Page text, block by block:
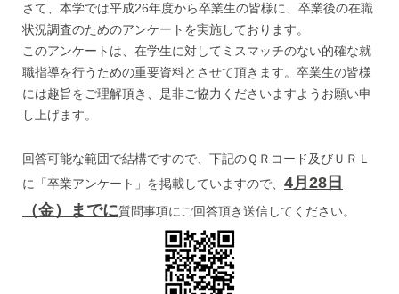
さて、本学では平成26年度から卒業生の皆様に、卒業後の在職
状況調査のためのアンケートを実施しております。
このアンケートは、在学生に対してミスマッチのない的確な就
職指導を行うための重要資料とさせて頂きます。卒業生の皆様
には趣旨をご理解頂き、是非ご協力くださいますようお願い申
し上げます。
回答可能な範囲で結構ですので、下記のＱＲコード及びＵＲＬ
に「卒業アンケート」を掲載していますので、 4月28日
（金）までに質問事項にご回答頂き送信してください。